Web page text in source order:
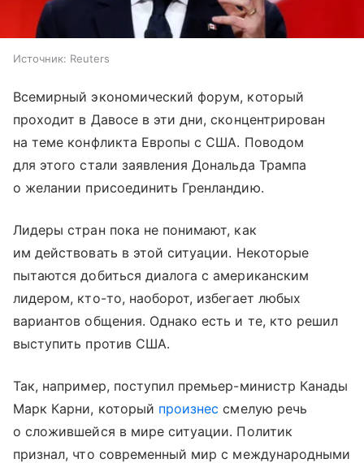
Источник: Reuters
Всемирный экономический форум, который
проходит в Давосе в эти дни, сконцентрирован
на теме конфликта Европы с США. Поводом
для этого стали заявления Дональда Трампа
о желании присоединить Гренландию.
Лидеры стран пока не понимают, как
им действовать в этой ситуации. Некоторые
пытаются добиться диалога с американским
лидером, кто-то, наоборот, избегает любых
вариантов общения. Однако есть и те, кто решил
выступить против США.
Так, например, поступил премьер-министр Канады
Марк Карни, который произнес смелую речь
о сложившейся в мире ситуации. Политик
признал, что современный мир с международными